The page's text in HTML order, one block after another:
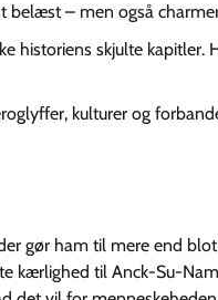
belæst – men også
historiens skjulte kapitler.
kulturer og
gør ham til mere end blot
til Anck-Su-